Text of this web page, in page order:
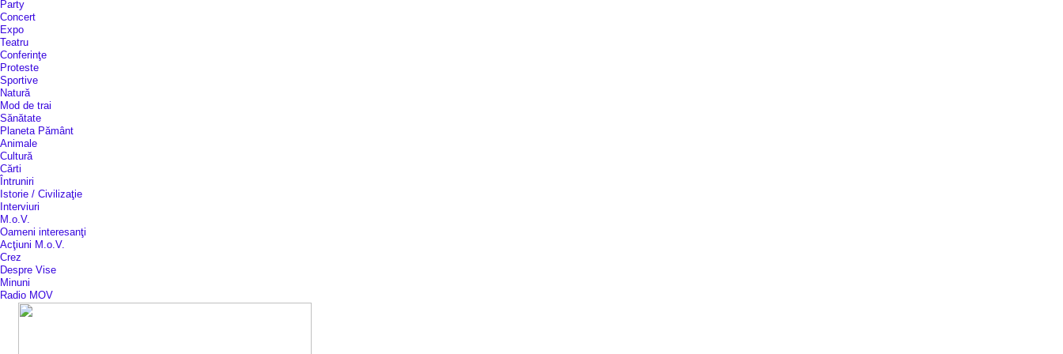
Party
Concert
Expo
Teatru
Conferinţe
Proteste
Sportive
Natură
Mod de trai
Sănătate
Planeta Pământ
Animale
Cultură
Cărti
Întruniri
Istorie / Civilizaţie
Interviuri
M.o.V.
Oameni interesanţi
Acţiuni M.o.V.
Crez
Despre Vise
Minuni
Radio MOV